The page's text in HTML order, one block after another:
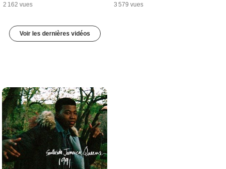
2 162 vues 3 579 vues
Voir les dernières vidéos